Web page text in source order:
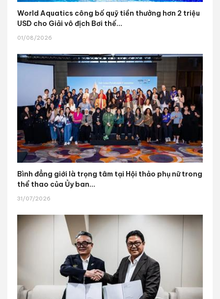
World Aquatics công bố quỹ tiền thưởng hơn 2 triệu
USD cho Giải vô địch Bơi thế...
01/08/2026
Bình đẳng giới là trọng tâm tại Hội thảo phụ nữ trong
thể thao của Ủy ban...
31/07/2026